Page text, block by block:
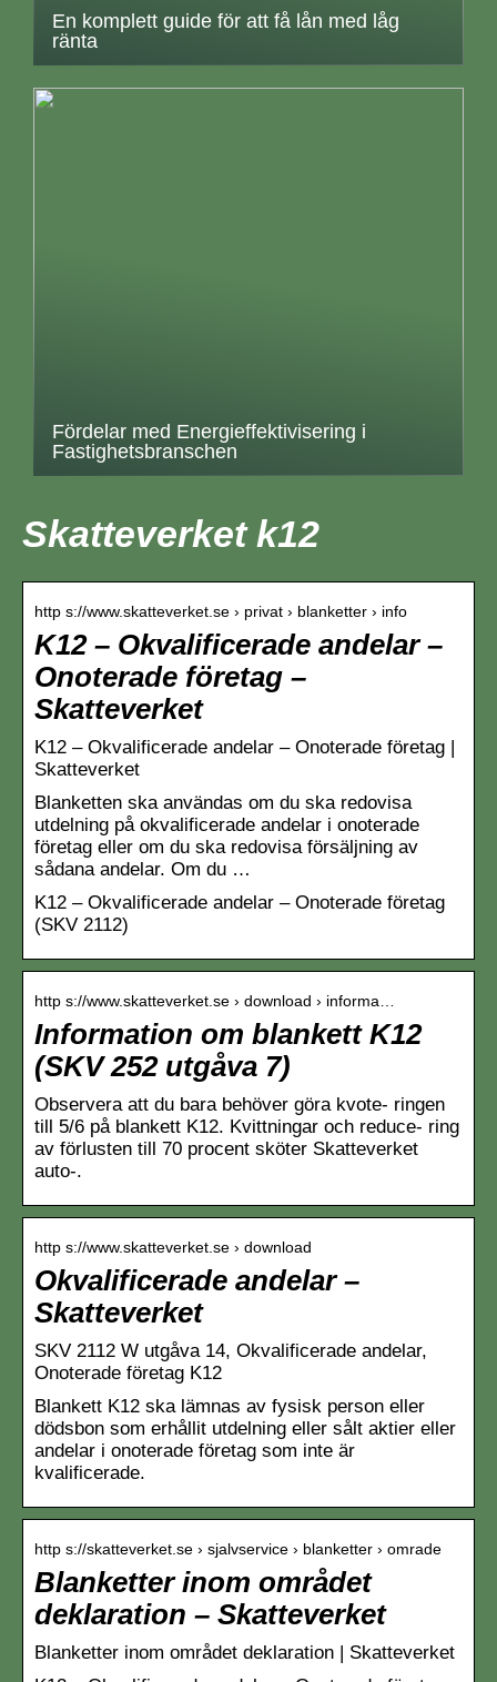
En komplett guide för att få lån med låg
ränta
Fördelar med Energieffektivisering i
Fastighetsbranschen
Skatteverket k12
http s://www.skatteverket.se › privat › blanketter › info
K12 – Okvalificerade andelar –
Onoterade företag –
Skatteverket
K12 – Okvalificerade andelar – Onoterade företag |
Skatteverket
Blanketten ska användas om du ska redovisa
utdelning på okvalificerade andelar i onoterade
företag eller om du ska redovisa försäljning av
sådana andelar. Om du …
K12 – Okvalificerade andelar – Onoterade företag
(SKV 2112)
http s://www.skatteverket.se › download › informa…
Information om blankett K12
(SKV 252 utgåva 7)
Observera att du bara behöver göra kvote- ringen
till 5/6 på blankett K12. Kvittningar och reduce- ring
av förlusten till 70 procent sköter Skatteverket
auto-.
http s://www.skatteverket.se › download
Okvalificerade andelar –
Skatteverket
SKV 2112 W utgåva 14, Okvalificerade andelar,
Onoterade företag K12
Blankett K12 ska lämnas av fysisk person eller
dödsbon som erhållit utdelning eller sålt aktier eller
andelar i onoterade företag som inte är
kvalificerade.
http s://skatteverket.se › sjalvservice › blanketter › omrade
Blanketter inom området
deklaration – Skatteverket
Blanketter inom området deklaration | Skatteverket